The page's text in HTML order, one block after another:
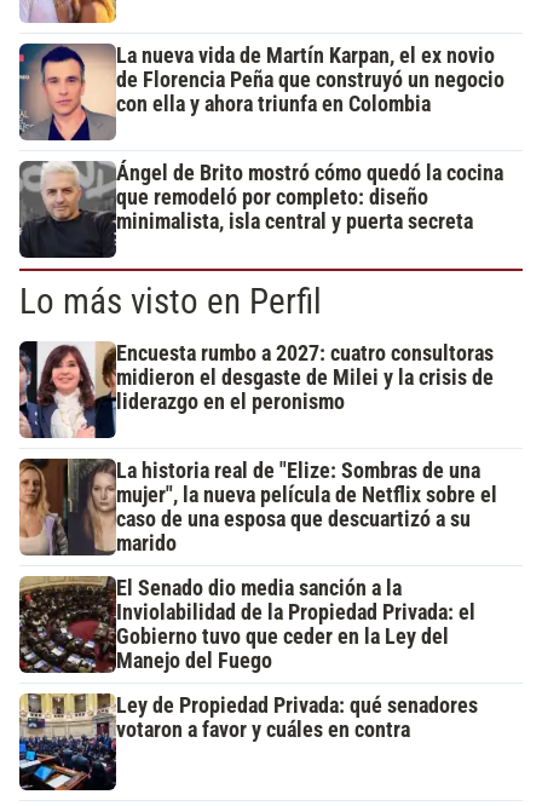
La nueva vida de Martín Karpan, el ex novio
de Florencia Peña que construyó un negocio
con ella y ahora triunfa en Colombia
Ángel de Brito mostró cómo quedó la cocina
que remodeló por completo: diseño
minimalista, isla central y puerta secreta
Lo más visto en Perfil
Encuesta rumbo a 2027: cuatro consultoras
midieron el desgaste de Milei y la crisis de
liderazgo en el peronismo
La historia real de "Elize: Sombras de una
mujer", la nueva película de Netflix sobre el
caso de una esposa que descuartizó a su
marido
El Senado dio media sanción a la
Inviolabilidad de la Propiedad Privada: el
Gobierno tuvo que ceder en la Ley del
Manejo del Fuego
Ley de Propiedad Privada: qué senadores
votaron a favor y cuáles en contra